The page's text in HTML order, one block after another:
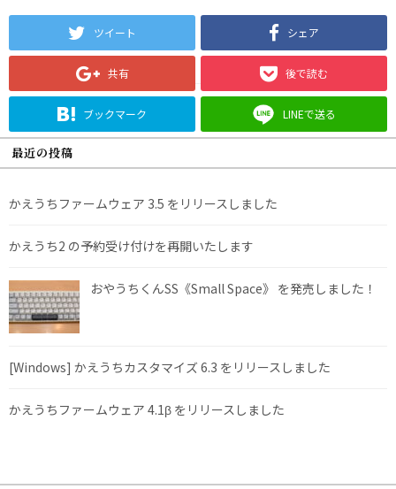
ツイート シェア
共有 後で読む
ブックマーク LINEで送る
最近の投稿
かえうちファームウェア 3.5 をリリースしました
かえうち2 の予約受け付けを再開いたします
おやうちくんSS《Small Space》 を発売しました！
[Windows] かえうちカスタマイズ 6.3 をリリースしました
かえうちファームウェア 4.1β をリリースしました